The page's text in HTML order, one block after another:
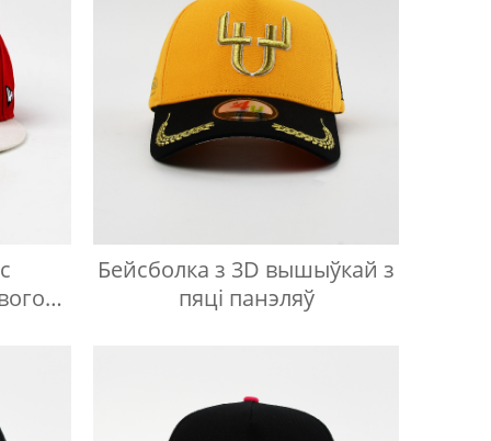
Бейсболка з 3D вышыўкай з
пяці панэляў